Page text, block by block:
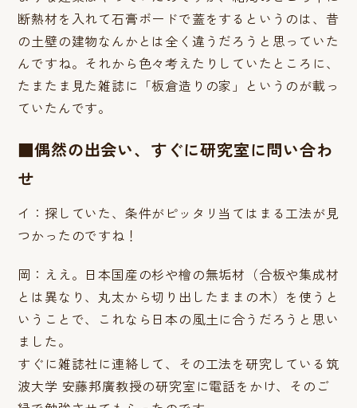
断熱材を入れて石膏ボードで蓋をするというのは、昔
の土壁の建物なんかとは全く違うだろうと思っていた
んですね。それから色々考えたりしていたところに、
たまたま見た雑誌に「板倉造りの家」というのが載っ
ていたんです。
■偶然の出会い、すぐに研究室に問い合わ
せ
イ：探していた、条件がピッタリ当てはまる工法が見
つかったのですね！
岡：ええ。日本国産の杉や檜の無垢材（合板や集成材
とは異なり、丸太から切り出したままの木）を使うと
いうことで、これなら日本の風土に合うだろうと思い
ました。
すぐに雑誌社に連絡して、その工法を研究している筑
波大学 安藤邦廣教授の研究室に電話をかけ、そのご